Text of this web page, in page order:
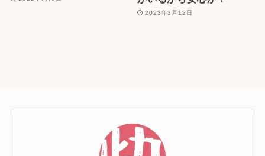
2023年3月12日